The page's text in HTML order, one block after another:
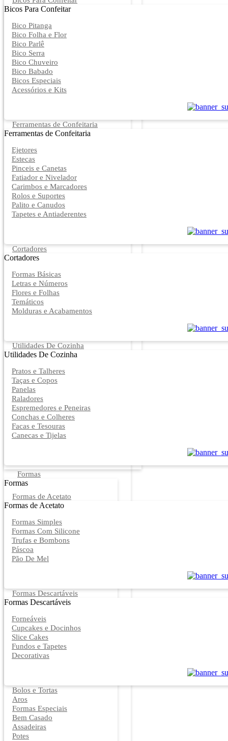
Bicos Para Confeitar
Bico Pitanga
Bico Folha e Flor
Bico Parlê
Bico Serra
Bico Chuveiro
Bico Babado
Bicos Especiais
Acessórios e Kits
Ferramentas de Confeitaria
Ferramentas de Confeitaria
Ejetores
Estecas
Pinceis e Canetas
Fatiador e Nivelador
Carimbos e Marcadores
Rolos e Suportes
Palito e Canudos
Tapetes e Antiaderentes
Cortadores
Cortadores
Formas Básicas
Letras e Números
Flores e Folhas
Temáticos
Molduras e Acabamentos
Utilidades De Cozinha
Utilidades De Cozinha
Pratos e Talheres
Taças e Copos
Panelas
Raladores
Espremedores e Peneiras
Conchas e Colheres
Facas e Tesouras
Canecas e Tijelas
Formas
Formas
Formas de Acetato
Formas de Acetato
Formas Simples
Formas Com Silicone
Trufas e Bombons
Páscoa
Pão De Mel
Formas Descartáveis
Formas Descartáveis
Forneáveis
Cupcakes e Docinhos
Slice Cakes
Fundos e Tapetes
Decorativas
Bolos e Tortas
Aros
Formas Especiais
Bem Casado
Assadeiras
Potes